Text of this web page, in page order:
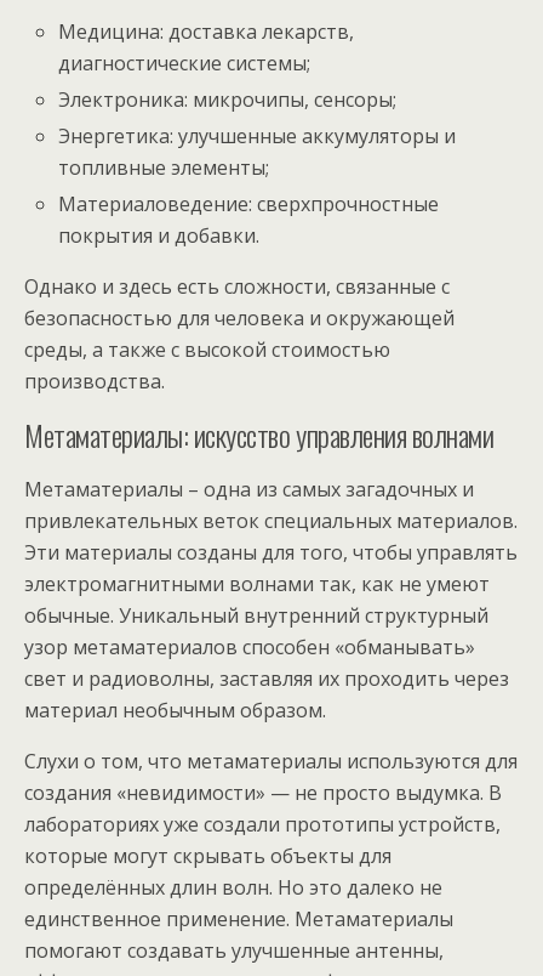
Медицина: доставка лекарств,
диагностические системы;
Электроника: микрочипы, сенсоры;
Энергетика: улучшенные аккумуляторы и
топливные элементы;
Материаловедение: сверхпрочностные
покрытия и добавки.
Однако и здесь есть сложности, связанные с
безопасностью для человека и окружающей
среды, а также с высокой стоимостью
производства.
Метаматериалы: искусство управления волнами
Метаматериалы – одна из самых загадочных и
привлекательных веток специальных материалов.
Эти материалы созданы для того, чтобы управлять
электромагнитными волнами так, как не умеют
обычные. Уникальный внутренний структурный
узор метаматериалов способен «обманывать»
свет и радиоволны, заставляя их проходить через
материал необычным образом.
Слухи о том, что метаматериалы используются для
создания «невидимости» — не просто выдумка. В
лабораториях уже создали прототипы устройств,
которые могут скрывать объекты для
определённых длин волн. Но это далеко не
единственное применение. Метаматериалы
помогают создавать улучшенные антенны,